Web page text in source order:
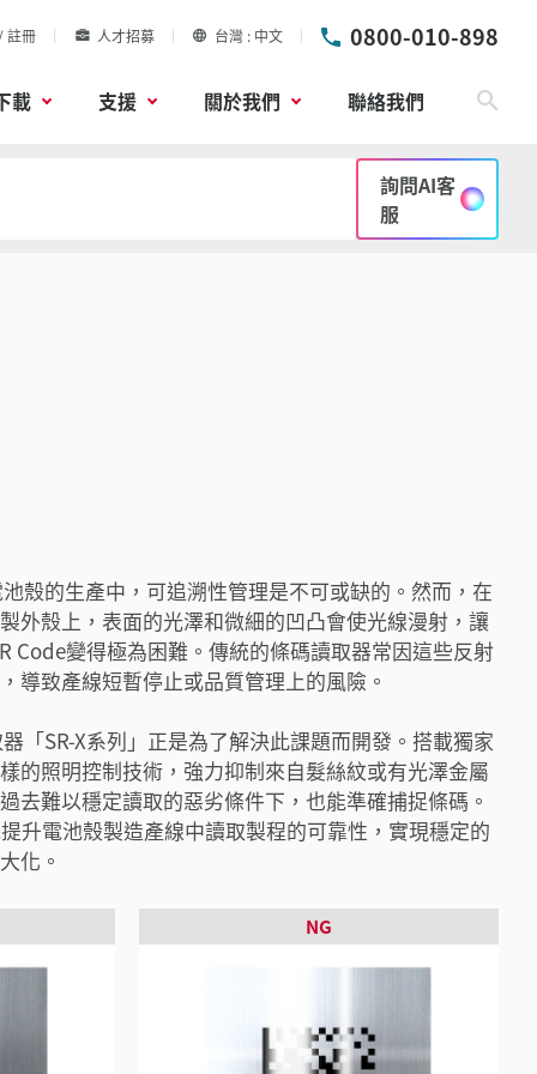
註冊 人才招募 台灣 中文 0800-010-898
載 支援 關於我們 聯絡我們
詢問AI客
服
殼的生產中，可追溯性管理是不可或缺的。然而，在
外殼上，表面的光澤和微細的凹凸會使光線漫射，讓
Code變得極為困難。傳統的條碼讀取器常因這些反射
導致產線短暫停止或品質管理上的風險。
「SR-X系列」正是為了解決此課題而開發。搭載獨家
的照明控制技術，強力抑制來自髮絲紋或有光澤金屬
去難以穩定讀取的惡劣條件下，也能準確捕捉條碼。
升電池殼製造產線中讀取製程的可靠性，實現穩定的
化。
NG